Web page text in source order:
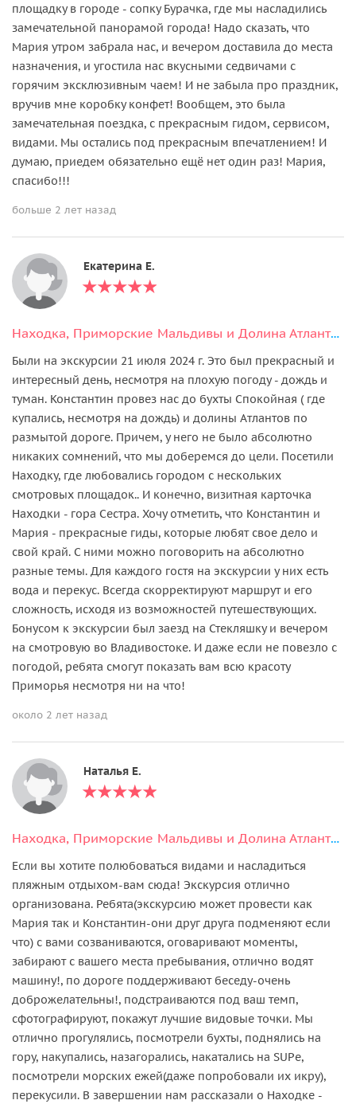
площадку в городе - сопку Бурачка, где мы насладились
замечательной панорамой города! Надо сказать, что
Мария утром забрала нас, и вечером доставила до места
назначения, и угостила нас вкусными седвичами с
горячим эксклюзивным чаем! И не забыла про праздник,
вручив мне коробку конфет! Вообщем, это была
замечательная поездка, с прекрасным гидом, сервисом,
видами. Мы остались под прекрасным впечатлением! И
думаю, приедем обязательно ещё нет один раз! Мария,
спасибо!!!
больше 2 лет назад
Екатерина Е.
Находка, Приморские Мальдивы и Долина Атлантов
Были на экскурсии 21 июля 2024 г. Это был прекрасный и
интересный день, несмотря на плохую погоду - дождь и
туман. Константин провез нас до бухты Спокойная ( где
купались, несмотря на дождь) и долины Атлантов по
размытой дороге. Причем, у него не было абсолютно
никаких сомнений, что мы доберемся до цели. Посетили
Находку, где любовались городом с нескольких
смотровых площадок.. И конечно, визитная карточка
Находки - гора Сестра. Хочу отметить, что Константин и
Мария - прекрасные гиды, которые любят свое дело и
свой край. С ними можно поговорить на абсолютно
разные темы. Для каждого гостя на экскурсии у них есть
вода и перекус. Всегда скорректируют маршрут и его
сложность, исходя из возможностей путешествующих.
Бонусом к экскурсии был заезд на Стекляшку и вечером
на смотровую во Владивостоке. И даже если не повезло с
погодой, ребята смогут показать вам всю красоту
Приморья несмотря ни на что!
около 2 лет назад
Наталья Е.
Находка, Приморские Мальдивы и Долина Атлантов
Если вы хотите полюбоваться видами и насладиться
пляжным отдыхом-вам сюда! Экскурсия отлично
организована. Ребята(экскурсию может провести как
Мария так и Константин-они друг друга подменяют если
что) с вами созваниваются, оговаривают моменты,
забирают с вашего места пребывания, отлично водят
машину!, по дороге поддерживают беседу-очень
доброжелательны!, подстраиваются под ваш темп,
сфотографируют, покажут лучшие видовые точки. Мы
отлично прогулялись, посмотрели бухты, поднялись на
гору, накупались, назагорались, накатались на SUPе,
посмотрели морских ежей(даже попробовали их икру),
перекусили. В завершении нам рассказали о Находке -